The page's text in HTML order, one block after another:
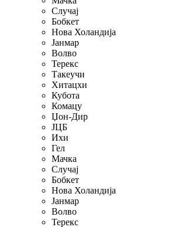
Случај
Бобкет
Нова Холандија
Јанмар
Волво
Терекс
Такеучи
Хитацхи
Кубота
Комацу
Џон-Дир
ЈЦБ
Ихи
Гел
Мачка
Случај
Бобкет
Нова Холандија
Јанмар
Волво
Терекс